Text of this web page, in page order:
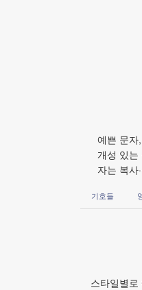
예쁜 문자
개성 있는
자는 복
기호들
스타일별